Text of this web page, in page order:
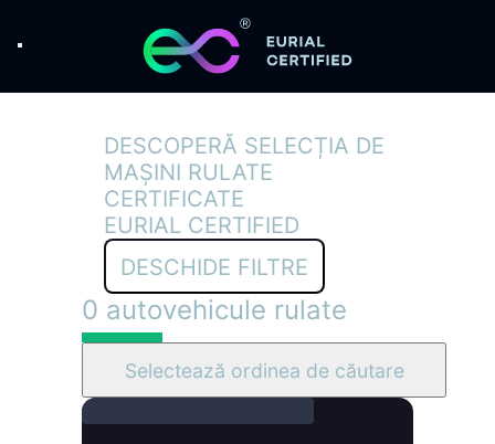
DESCOPERĂ SELECȚIA DE
MAȘINI RULATE
CERTIFICATE
EURIAL CERTIFIED
DESCHIDE FILTRE
0 autovehicule rulate
Selectează ordinea de căutare